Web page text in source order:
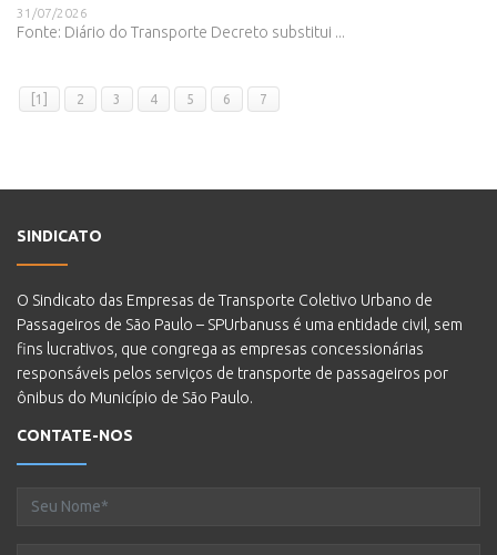
31/07/2026
Fonte: Diário do Transporte Decreto substitui ...
[1] 2 3 4 5 6 7
SINDICATO
O Sindicato das Empresas de Transporte Coletivo Urbano de
Passageiros de São Paulo – SPUrbanuss é uma entidade civil, sem
fins lucrativos, que congrega as empresas concessionárias
responsáveis pelos serviços de transporte de passageiros por
ônibus do Município de São Paulo.
CONTATE-NOS